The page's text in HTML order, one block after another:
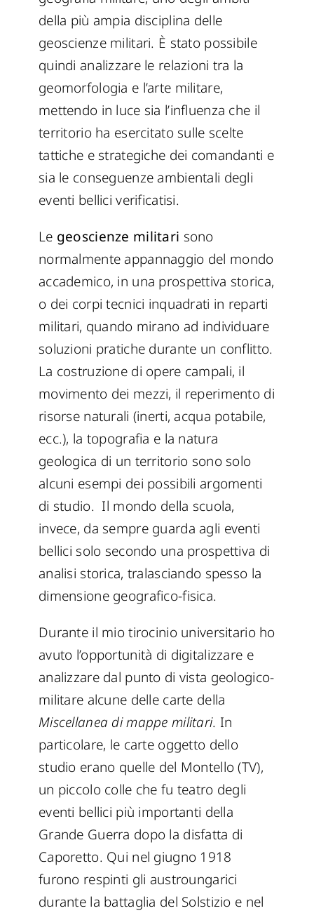
della più ampia disciplina delle
geoscienze militari. È stato possibile
quindi analizzare le relazioni tra la
geomorfologia e l’arte militare,
mettendo in luce sia l’influenza che il
territorio ha esercitato sulle scelte
tattiche e strategiche dei comandanti e
sia le conseguenze ambientali degli
eventi bellici verificatisi.
Le geoscienze militari sono
normalmente appannaggio del mondo
accademico, in una prospettiva storica,
o dei corpi tecnici inquadrati in reparti
militari, quando mirano ad individuare
soluzioni pratiche durante un conflitto.
La costruzione di opere campali, il
movimento dei mezzi, il reperimento di
risorse naturali (inerti, acqua potabile,
ecc.), la topografia e la natura
geologica di un territorio sono solo
alcuni esempi dei possibili argomenti
di studio. Il mondo della scuola,
invece, da sempre guarda agli eventi
bellici solo secondo una prospettiva di
analisi storica, tralasciando spesso la
dimensione geografico-fisica.
Durante il mio tirocinio universitario ho
avuto l’opportunità di digitalizzare e
analizzare dal punto di vista geologico-
militare alcune delle carte della
Miscellanea di mappe militari. In
particolare, le carte oggetto dello
studio erano quelle del Montello (TV),
un piccolo colle che fu teatro degli
eventi bellici più importanti della
Grande Guerra dopo la disfatta di
Caporetto. Qui nel giugno 1918
furono respinti gli austroungarici
durante la battaglia del Solstizio e nel